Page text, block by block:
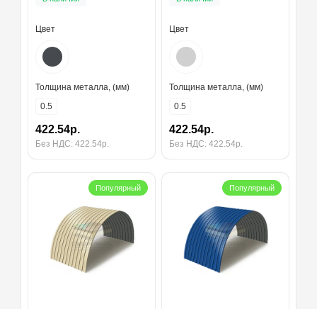
Цвет
Толщина металла, (мм)
0.5
422.54р.
Без НДС: 422.54р.
Цвет
Толщина металла, (мм)
0.5
422.54р.
Без НДС: 422.54р.
Популярный Популярный